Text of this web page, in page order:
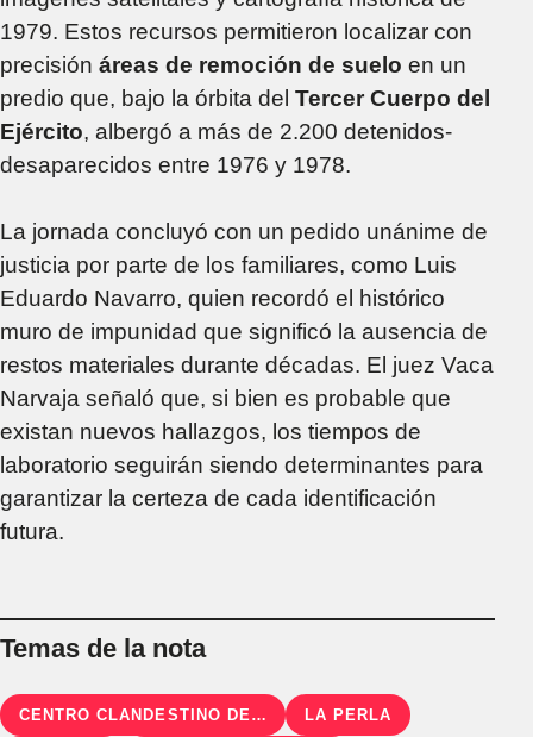
1979. Estos recursos permitieron localizar con
precisión áreas de remoción de suelo en un
predio que, bajo la órbita del Tercer Cuerpo del
Ejército, albergó a más de 2.200 detenidos-
desaparecidos entre 1976 y 1978.
La jornada concluyó con un pedido unánime de
justicia por parte de los familiares, como Luis
Eduardo Navarro, quien recordó el histórico
muro de impunidad que significó la ausencia de
restos materiales durante décadas. El juez Vaca
Narvaja señaló que, si bien es probable que
existan nuevos hallazgos, los tiempos de
laboratorio seguirán siendo determinantes para
garantizar la certeza de cada identificación
futura.
Temas de la nota
CENTRO CLANDESTINO DE DETENCIÓN LA PERLA LA PERLA